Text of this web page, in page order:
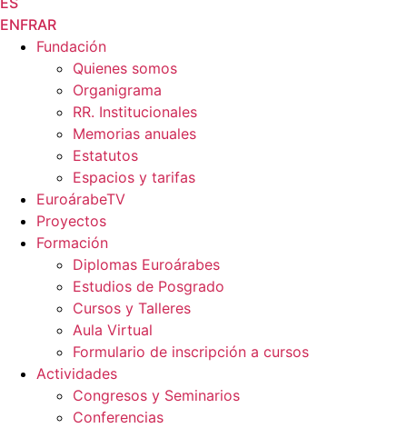
ENFRAR
Fundación
Quienes somos
Organigrama
RR. Institucionales
Memorias anuales
Estatutos
Espacios y tarifas
EuroárabeTV
Proyectos
Formación
Diplomas Euroárabes
Estudios de Posgrado
Cursos y Talleres
Aula Virtual
Formulario de inscripción a cursos
Actividades
Congresos y Seminarios
Conferencias